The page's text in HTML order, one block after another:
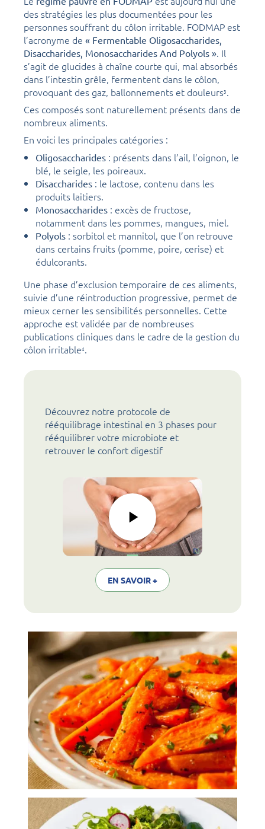
des stratégies les plus documentées pour les
personnes souffrant du côlon irritable. FODMAP est
l’acronyme de « Fermentable Oligosaccharides,
Disaccharides, Monosaccharides And Polyols ». Il
s’agit de glucides à chaîne courte qui, mal absorbés
dans l’intestin grêle, fermentent dans le côlon,
provoquant des gaz, ballonnements et douleurs3.
Ces composés sont naturellement présents dans de
nombreux aliments.
En voici les principales catégories :
Oligosaccharides : présents dans l’ail, l’oignon, le
blé, le seigle, les poireaux.
Disaccharides : le lactose, contenu dans les
produits laitiers.
Monosaccharides : excès de fructose,
notamment dans les pommes, mangues, miel.
Polyols : sorbitol et mannitol, que l’on retrouve
dans certains fruits (pomme, poire, cerise) et
édulcorants.
Une phase d’exclusion temporaire de ces aliments,
suivie d’une réintroduction progressive, permet de
mieux cerner les sensibilités personnelles. Cette
approche est validée par de nombreuses
publications cliniques dans le cadre de la gestion du
côlon irritable4.
Découvrez notre protocole de
rééquilibrage intestinal en 3 phases pour
rééquilibrer votre microbiote et
retrouver le confort digestif
EN SAVOIR +